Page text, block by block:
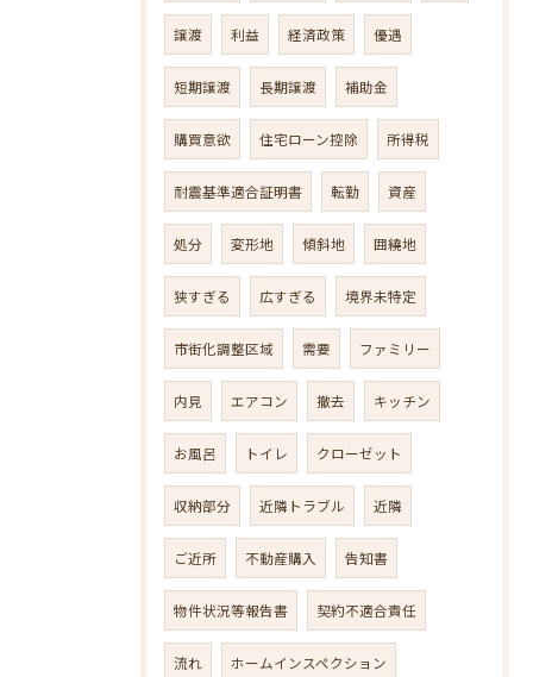
譲渡 利益 経済政策 優遇
短期譲渡 長期譲渡 補助金
購買意欲 住宅ローン控除 所得税
耐震基準適合証明書 転勤 資産
処分 変形地 傾斜地 囲繞地
狭すぎる 広すぎる 境界未特定
市街化調整区域 需要 ファミリー
内見 エアコン 撤去 キッチン
お風呂 トイレ クローゼット
収納部分 近隣トラブル 近隣
ご近所 不動産購入 告知書
物件状況等報告書 契約不適合責任
流れ ホームインスペクション